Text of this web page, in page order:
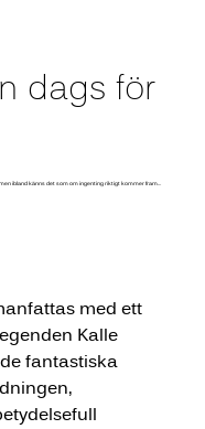
dags för
ibland känns det som om ingenting riktigt kommer fram…
med ett
Kalle
fantastiska